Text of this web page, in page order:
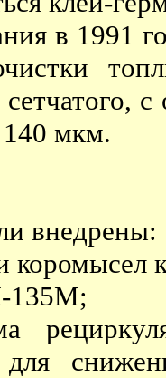
в 1991
мкм.
внедрены:
135М;
для